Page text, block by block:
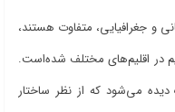
و جغرافیایی، متفاوت هستند،
در اقلیمهای مختلف شدهاست.
دیده میشود که از نظر ساختار